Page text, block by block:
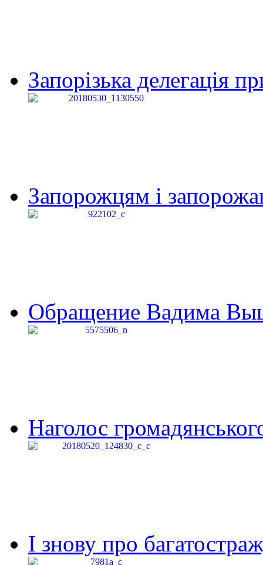
Запорізька делегація
Запорожцям і
Обращение Вадима
Наголос
І знову про